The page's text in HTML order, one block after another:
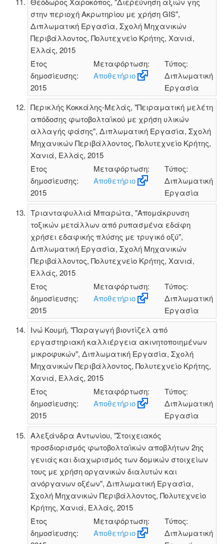
στην περιοχή Ακρωτηρίου με χρήση GIS",
Διπλωματική Εργασία, Σχολή Μηχανικών
Περιβάλλοντος, Πολυτεχνείο Κρήτης, Χανιά,
Ελλάς, 2015
Έτος
δημοσίευσης:
2015
Μεταφόρτωση:
Αποθετήριο
Τύπος:
Διπλωματική
Εργασία
Περικλής Κοκκάλης-Μελάς, "Πειραματική μελέτη
απόδοσης φωτοβολταϊκού με χρήση υλικών
αλλαγής φάσης", Διπλωματική Εργασία, Σχολή
Μηχανικών Περιβάλλοντος, Πολυτεχνείο Κρήτης,
Χανιά, Ελλάς, 2015
Έτος
δημοσίευσης:
2015
Μεταφόρτωση:
Αποθετήριο
Τύπος:
Διπλωματική
Εργασία
Τριανταφυλλιά Μπαρώτα, "Απομάκρυνση
τοξικών μετάλλων από ρυπασμένα εδάφη
χρήσει εδαφικής πλύσης με τρυγικό οξύ",
Διπλωματική Εργασία, Σχολή Μηχανικών
Περιβάλλοντος, Πολυτεχνείο Κρήτης, Χανιά,
Ελλάς, 2015
Έτος
δημοσίευσης:
2015
Μεταφόρτωση:
Αποθετήριο
Τύπος:
Διπλωματική
Εργασία
Ινώ Κουμή, "Παραγωγή βιοντίζελ από
εργαστηριακή καλλιέργεια ακινητοποιημένων
μικροφυκών", Διπλωματική Εργασία, Σχολή
Μηχανικών Περιβάλλοντος, Πολυτεχνείο Κρήτης,
Χανιά, Ελλάς, 2015
Έτος
δημοσίευσης:
2015
Μεταφόρτωση:
Αποθετήριο
Τύπος:
Διπλωματική
Εργασία
Αλεξάνδρα Αντωνίου, "Στοιχειακός
προσδιορισμός φωτοβολταϊκών αποβλήτων 2ης
γενιάς και διαχωρισμός των δομικών στοιχείων
τους με χρήση οργανικών διαλυτών και
ανόργανων οξέων", Διπλωματική Εργασία,
Σχολή Μηχανικών Περιβάλλοντος, Πολυτεχνείο
Κρήτης, Χανιά, Ελλάς, 2015
Έτος
δημοσίευσης:
Μεταφόρτωση:
Αποθετήριο
Τύπος:
Διπλωματική